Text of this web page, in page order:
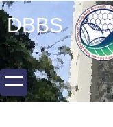
跳
到
主
要
內
DBBS